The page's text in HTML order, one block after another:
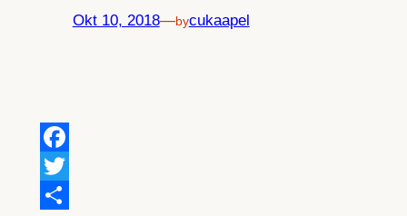
Okt 10, 2018—bycukaapel
Facebook
Twitter